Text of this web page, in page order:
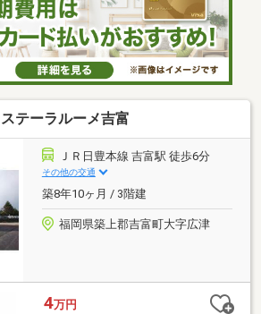
ステーラルーメ吉富
ＪＲ日豊本線 吉富駅 徒歩6分
その他の交通
築8年10ヶ月 / 3階建
福岡県築上郡吉富町大字広津
4万円